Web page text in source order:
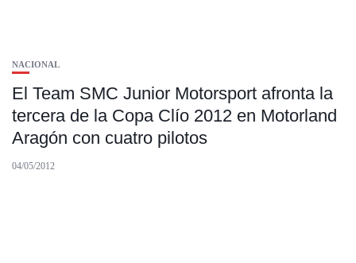
NACIONAL
El Team SMC Junior Motorsport afronta la
tercera de la Copa Clío 2012 en Motorland
Aragón con cuatro pilotos
04/05/2012